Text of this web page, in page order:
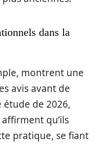
dans la
montrent une
avis avant de
de 2026,
qu’ils
pratique, se fiant